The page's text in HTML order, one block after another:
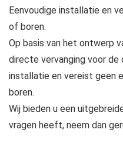
Eenvoudige installatie en
of boren.
Op basis van het ontwerp
directe vervanging voor de
installatie en vereist geen
boren.
Wij bieden u een
vragen heeft, neem dan